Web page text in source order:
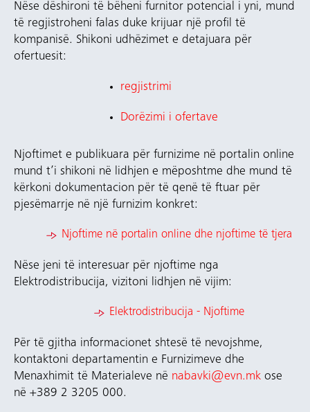
Nëse dëshironi të bëheni furnitor potencial i yni, mund
të regjistroheni falas duke krijuar një profil të
kompanisë. Shikoni udhëzimet e detajuara për
ofertuesit:
regjistrimi
Dorëzimi i ofertave
Njoftimet e publikuara për furnizime në portalin online
mund t’i shikoni në lidhjen e mëposhtme dhe mund të
kërkoni dokumentacion për të qenë të ftuar për
pjesëmarrje në një furnizim konkret:
Njoftime në portalin onlinedhe njoftime të tjera
Nëse jeni të interesuar për njoftime nga
Elektrodistribucija, vizitoni lidhjen në vijim:
Elektrodistribucija - Njoftime
Për të gjitha informacionet shtesë të nevojshme,
kontaktoni departamentin e Furnizimeve dhe
Menaxhimit të Materialeve në nabavki@evn.mk ose
në +389 2 3205 000.